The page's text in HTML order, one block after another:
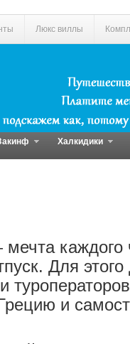
Люкс виллы
Халкидики
каждого
Для
и